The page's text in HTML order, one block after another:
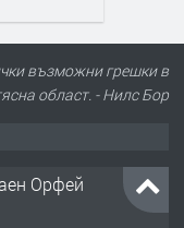
възможни грешки в
област. - Нилс Бор
Орфей